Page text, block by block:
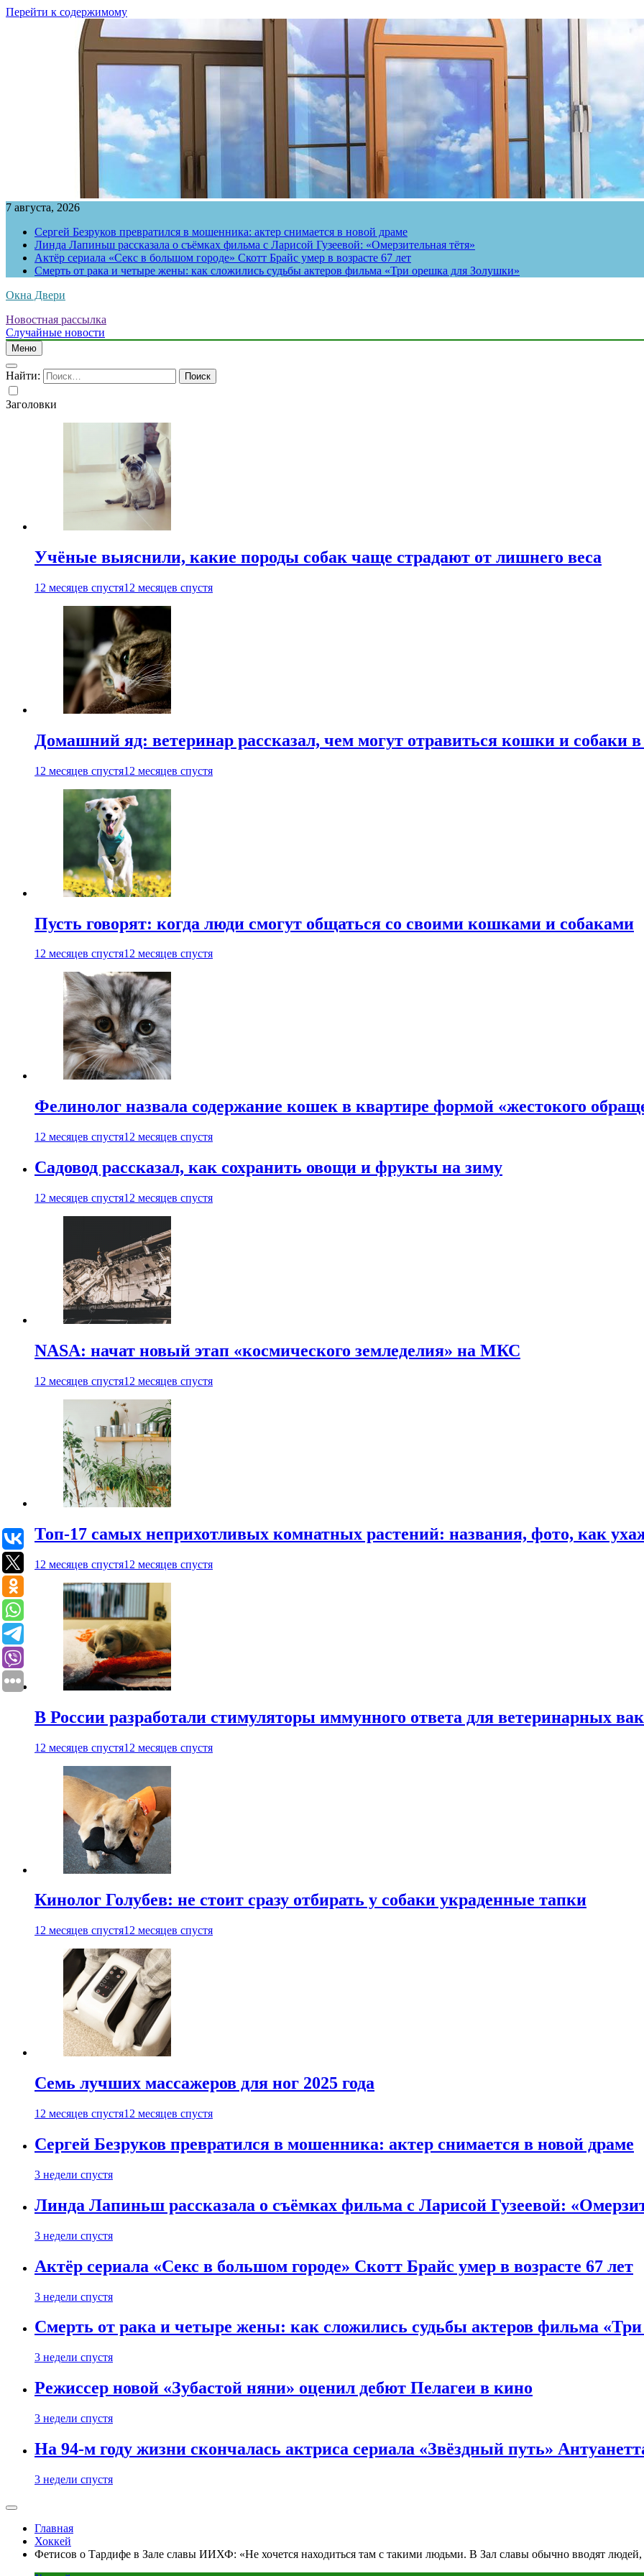
Перейти к содержимому
7 августа, 2026
Сергей Безруков превратился в мошенника: актер снимается в новой драме
Линда Лапиньш рассказала о съёмках фильма с Ларисой Гузеевой: «Омерзительная тётя»
Актёр сериала «Секс в большом городе» Скотт Брайс умер в возрасте 67 лет
Смерть от рака и четыре жены: как сложились судьбы актеров фильма «Три орешка для Золушки»
Окна Двери
Новостная рассылка
Случайные новости
Меню
Найти:
Заголовки
Учёные выяснили, какие породы собак чаще страдают от лишнего веса
12 месяцев спустя12 месяцев спустя
Домашний яд: ветеринар рассказал, чем могут отравиться кошки и собаки
12 месяцев спустя12 месяцев спустя
Пусть говорят: когда люди смогут общаться со своими кошками и собаками
12 месяцев спустя12 месяцев спустя
Фелинолог назвала содержание кошек в квартире формой «жестокого
12 месяцев спустя12 месяцев спустя
Садовод рассказал, как сохранить овощи и фрукты на зиму
12 месяцев спустя12 месяцев спустя
NASA: начат новый этап «космического земледелия» на МКС
12 месяцев спустя12 месяцев спустя
Топ-17 самых неприхотливых комнатных растений: названия, фото, как
12 месяцев спустя12 месяцев спустя
В России разработали стимуляторы иммунного ответа для ветеринарных
12 месяцев спустя12 месяцев спустя
Кинолог Голубев: не стоит сразу отбирать у собаки украденные тапки
12 месяцев спустя12 месяцев спустя
Семь лучших массажеров для ног 2025 года
12 месяцев спустя12 месяцев спустя
Сергей Безруков превратился в мошенника: актер снимается в новой драме
3 недели спустя
Линда Лапиньш рассказала о съёмках фильма с Ларисой Гузеевой:
3 недели спустя
Актёр сериала «Секс в большом городе» Скотт Брайс умер в возрасте 67 лет
3 недели спустя
Смерть от рака и четыре жены: как сложились судьбы актеров фильма
3 недели спустя
Режиссер новой «Зубастой няни» оценил дебют Пелагеи в кино
3 недели спустя
На 94-м году жизни скончалась актриса сериала «Звёздный путь»
3 недели спустя
Главная
Хоккей
Фетисов о Тардифе в Зале славы ИИХФ: «Не хочется находиться там с такими людьми. В Зал славы обычно вводят